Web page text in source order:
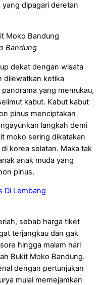
dipagari deretan
Bandung
dekat dengan wisata
dilewatkan ketika
yang memukau,
kabut. Kabut kabut
pinus menciptakan
langkah demi
moko sering dikatakan
korea selatan. Maka tak
anak muda yang
pinus.
Di Lembang
sebab harga tiket
terjangkau dan gak
hingga malam hari
Bukit Moko Bandung.
dengan pertunjukan
mulai memejamkan